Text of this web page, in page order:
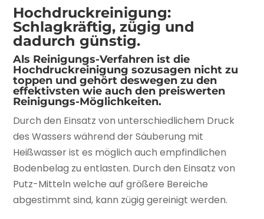
Hochdruckreinigung:
Schlagkräftig, zügig und
dadurch günstig.
Als Reinigungs-Verfahren ist die
Hochdruckreinigung sozusagen nicht zu
toppen und gehört deswegen zu den
effektivsten wie auch den preiswerten
Reinigungs-Möglichkeiten.
Durch den Einsatz von unterschiedlichem Druck
des Wassers während der Säuberung mit
Heißwasser ist es möglich auch empfindlichen
Bodenbelag zu entlasten. Durch den Einsatz von
Putz-Mitteln welche auf größere Bereiche
abgestimmt sind, kann zügig gereinigt werden.